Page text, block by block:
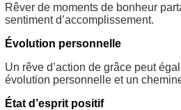
Rêver de moments de bonheur
sentiment d’accomplissement.
Évolution personnelle
Un rêve d’action de grâce peut
évolution personnelle et un
État d’esprit positif